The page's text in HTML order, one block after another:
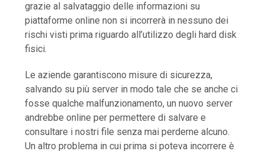
grazie al salvataggio delle informazioni su
piattaforme online non si incorrerà in nessuno dei
rischi visti prima riguardo all’utilizzo degli hard disk
fisici.
Le aziende garantiscono misure di sicurezza,
salvando su più server in modo tale che se anche ci
fosse qualche malfunzionamento, un nuovo server
andrebbe online per permettere di salvare e
consultare i nostri file senza mai perderne alcuno.
Un altro problema in cui prima si poteva incorrere è